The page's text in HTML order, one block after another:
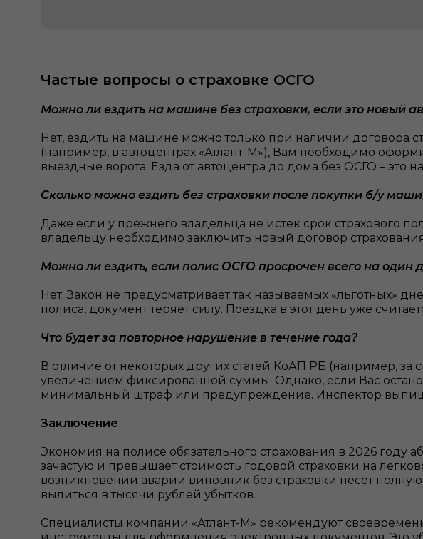
Частые вопросы о страховке ОСГО
Можно ли ездить на машине без страховки, если это новый
Нет, ездить на машине можно только при наличии договора
(например, в автоцентрах «Атлант-М»), Вам необходимо
выездные ворота. Езда от автоцентра до дома без ОСГО – это
Сколько можно ездить без страховки после покупки б/у
Даже если у прежнего владельца не истек срок страхового
владельцу необходимо заключить новый договор
Можно ли ездить, если полис ОСГО просрочен всего на один
Нет. Закон не предусматривает так называемых «льготных»
полиса, документ теряет силу. Поездка в этот день уже
Что будет за повторное нарушение в течение года?
В отличие от некоторых других статей КоАП РБ (например, за
увеличением фиксированной суммы. Однако, если Вас
минимальный штраф или предупреждение. Инспектор
Заключение
Экономия на полисе обязательного страхования в 2026
зачастую и превышает стоимость годовой страховки на
возникновении аварии виновник без страховки несет
вылиться в тысячи рублей убытков.
Специалисты компании «Атлант-М» рекомендуют